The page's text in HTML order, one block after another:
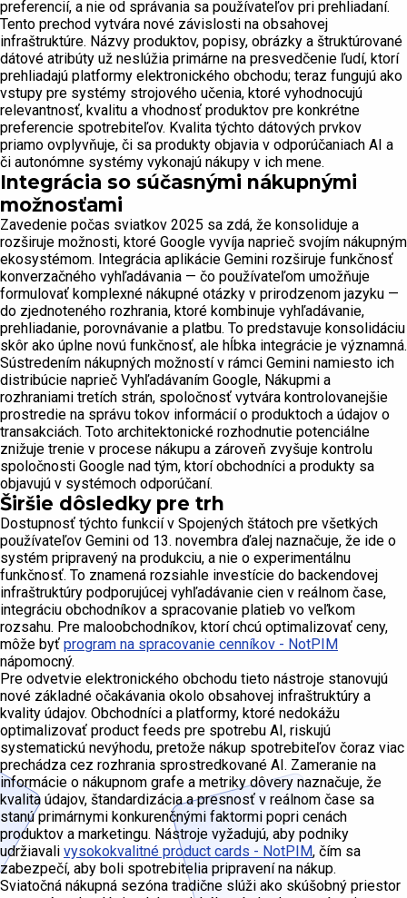
preferencií, a nie od správania sa používateľov pri prehliadaní.
Tento prechod vytvára nové závislosti na obsahovej
infraštruktúre. Názvy produktov, popisy, obrázky a štruktúrované
dátové atribúty už neslúžia primárne na presvedčenie ľudí, ktorí
prehliadajú platformy elektronického obchodu; teraz fungujú ako
vstupy pre systémy strojového učenia, ktoré vyhodnocujú
relevantnosť, kvalitu a vhodnosť produktov pre konkrétne
preferencie spotrebiteľov. Kvalita týchto dátových prvkov
priamo ovplyvňuje, či sa produkty objavia v odporúčaniach AI a
či autonómne systémy vykonajú nákupy v ich mene.
Integrácia so súčasnými nákupnými
možnosťami
Zavedenie počas sviatkov 2025 sa zdá, že konsoliduje a
rozširuje možnosti, ktoré Google vyvíja naprieč svojím nákupným
ekosystémom. Integrácia aplikácie Gemini rozširuje funkčnosť
konverzačného vyhľadávania — čo používateľom umožňuje
formulovať komplexné nákupné otázky v prirodzenom jazyku —
do zjednoteného rozhrania, ktoré kombinuje vyhľadávanie,
prehliadanie, porovnávanie a platbu. To predstavuje konsolidáciu
skôr ako úplne novú funkčnosť, ale hĺbka integrácie je významná.
Sústredením nákupných možností v rámci Gemini namiesto ich
distribúcie naprieč Vyhľadávaním Google, Nákupmi a
rozhraniami tretích strán, spoločnosť vytvára kontrolovanejšie
prostredie na správu tokov informácií o produktoch a údajov o
transakciách. Toto architektonické rozhodnutie potenciálne
znižuje trenie v procese nákupu a zároveň zvyšuje kontrolu
spoločnosti Google nad tým, ktorí obchodníci a produkty sa
objavujú v systémoch odporúčaní.
Širšie dôsledky pre trh
Dostupnosť týchto funkcií v Spojených štátoch pre všetkých
používateľov Gemini od 13. novembra ďalej naznačuje, že ide o
systém pripravený na produkciu, a nie o experimentálnu
funkčnosť. To znamená rozsiahle investície do backendovej
infraštruktúry podporujúcej vyhľadávanie cien v reálnom čase,
integráciu obchodníkov a spracovanie platieb vo veľkom
rozsahu. Pre maloobchodníkov, ktorí chcú optimalizovať ceny,
môže byť program na spracovanie cenníkov - NotPIM
nápomocný.
Pre odvetvie elektronického obchodu tieto nástroje stanovujú
nové základné očakávania okolo obsahovej infraštruktúry a
kvality údajov. Obchodníci a platformy, ktoré nedokážu
optimalizovať product feeds pre spotrebu AI, riskujú
systematickú nevýhodu, pretože nákup spotrebiteľov čoraz viac
prechádza cez rozhrania sprostredkované AI. Zameranie na
informácie o nákupnom grafe a metriky dôvery naznačuje, že
kvalita údajov, štandardizácia a presnosť v reálnom čase sa
stanú primárnymi konkurenčnými faktormi popri cenách
produktov a marketingu. Nástroje vyžadujú, aby podniky
udržiavali vysokokvalitné product cards - NotPIM, čím sa
zabezpečí, aby boli spotrebitelia pripravení na nákup.
Sviatočná nákupná sezóna tradične slúži ako skúšobný priestor